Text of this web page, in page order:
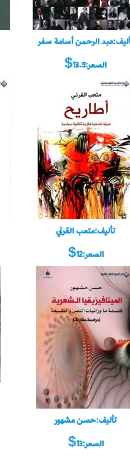
الرحمن أسامة سفر
السعر:13.5$
تأليف:متعب القرني
السعر:12$
تأليف:حسن مشهور
السعر:13$